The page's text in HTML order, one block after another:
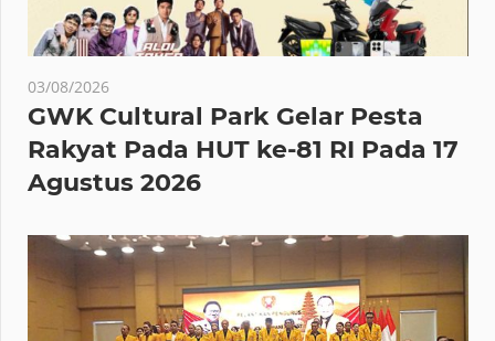
03/08/2026
GWK Cultural Park Gelar Pesta
Rakyat Pada HUT ke-81 RI Pada 17
Agustus 2026